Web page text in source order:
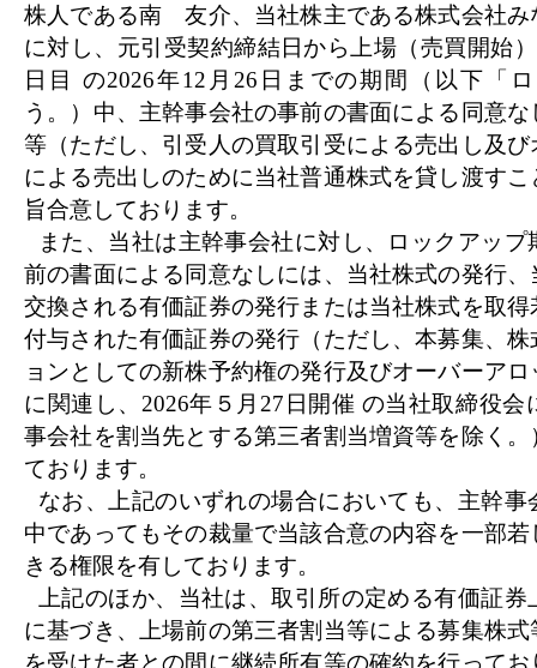
株人である南 友介、当社株主である株式会社み
に対し、元引受契約締結日から上場（売買開始
日目 の2026年12月26日までの期間（以下「
う。）中、主幹事会社の事前の書面による同意
等（ただし、引受人の買取引受による売出し及
による売出しのために当社普通株式を貸し渡す
旨合意しております。
また、当社は主幹事会社に対し、ロックアッ
前の書面による同意なしには、当社株式の発行
交換される有価証券の発行または当社株式を取
付与された有価証券の発行（ただし、本募集、
ョンとしての新株予約権の発行及びオーバーア
に関連し、2026年５月27日開催 の当社取締役
事会社を割当先とする第三者割当増資等を除く
ております。
なお、上記のいずれの場合においても、主幹
中であってもその裁量で当該合意の内容を一部
きる権限を有しております。
上記のほか、当社は、取引所の定める有価証
に基づき、上場前の第三者割当等による募集株
を受けた者との間に継続所有等の確約を行って